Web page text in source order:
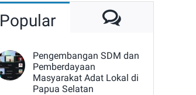
Popular
Pengembangan SDM dan
Pemberdayaan
Masyarakat Adat Lokal di
Papua Selatan